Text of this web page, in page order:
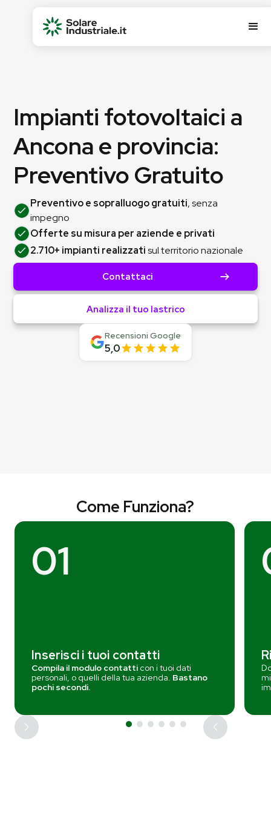
Impianti fotovoltaici a
Ancona e provincia:
Preventivo Gratuito
Preventivo e sopralluogo gratuiti, senza
impegno
Offerte su misura per aziende e privati
2.710+ impianti realizzatisul territorio nazionale
Contattaci
Analizza il tuo lastrico
Recensioni Google
5,0
Come Funziona?
01
Inserisci i tuoi contatti
Compila il modulo contatti con i tuoi dati
personali, o quelli della tua azienda. Bastano
pochi secondi.